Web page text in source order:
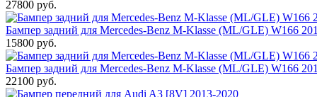
27800 руб.
Бампер задний для Mercedes-Benz M-Klasse (ML/GLE) W166
15800 руб.
Бампер задний для Mercedes-Benz M-Klasse (ML/GLE) W166
22100 руб.